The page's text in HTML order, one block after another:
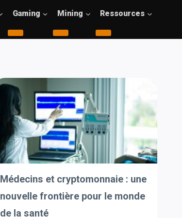
Gaming Mining Ressources
Médecins et cryptomonnaie : une
nouvelle frontière pour le monde
de la santé